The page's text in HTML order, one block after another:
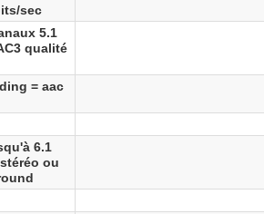
sec
5.1
qualité
= aac
6.1
ou